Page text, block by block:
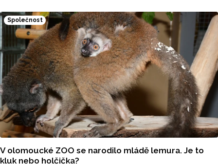
jsou doplněny dobovými snímky. Podle autorky publikace
Šárky Krákorové Pajůrkové tomu předcházelo 13 let
pátrání po jejich osudech. Kniha vychází u příležitosti
letošního 770. výročí povýšení Přerova na královské město,
sdělila ČTK mluvčí radnice Lenka Chalupová.
Společnost
V olomoucké ZOO se narodilo mládě lemura. Je to
kluk nebo holčička?